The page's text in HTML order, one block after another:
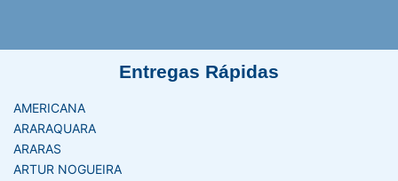
Entregas Rápidas
AMERICANA
ARARAQUARA
ARARAS
ARTUR NOGUEIRA